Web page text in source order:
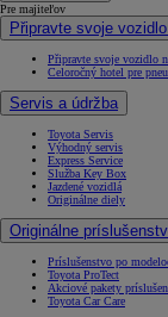
Pre majiteľov
Připravte svoje
Připravte svoje vozidlo
Celoročný hotel pre
Servis a údržba
Toyota Servis
Výhodný servis
Express Service
Služba Key Box
Jazdené vozidlá
Originálne diely
Originálne
Príslušenstvo po
Toyota ProTect
Akciové pakety
Toyota Car Care